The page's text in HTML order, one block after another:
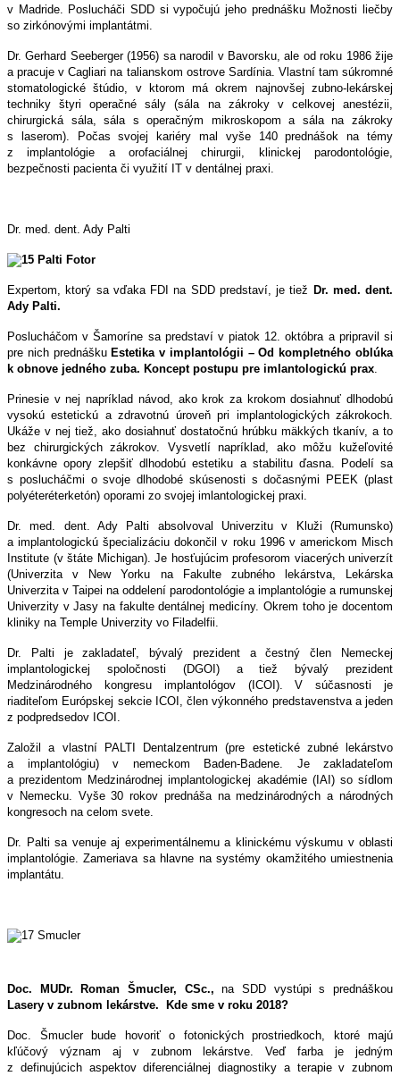
v Madride. Poslucháči SDD si vypočujú jeho prednášku Možnosti liečby
so zirkónovými implantátmi.
Dr. Gerhard Seeberger (1956) sa narodil v Bavorsku, ale od roku 1986 žije
a pracuje v Cagliari na talianskom ostrove Sardínia. Vlastní tam súkromné
stomatologické štúdio, v ktorom má okrem najnovšej zubno-lekárskej
techniky štyri operačné sály (sála na zákroky v celkovej anestézii,
chirurgická sála, sála s operačným mikroskopom a sála na zákroky
s laserom). Počas svojej kariéry mal vyše 140 prednášok na témy
z implantológie a orofaciálnej chirurgii, klinickej parodontológie,
bezpečnosti pacienta či využití IT v dentálnej praxi.
Dr. med. dent. Ady Palti
Expertom, ktorý sa vďaka FDI na SDD predstaví, je tiež Dr. med. dent.
Ady Palti.
Poslucháčom v Šamoríne sa predstaví v piatok 12. októbra a pripravil si
pre nich prednášku Estetika v implantológii – Od kompletného oblúka
k obnove jedného zuba. Koncept postupu pre imlantologickú prax.
Prinesie v nej napríklad návod, ako krok za krokom dosiahnuť dlhodobú
vysokú estetickú a zdravotnú úroveň pri implantologických zákrokoch.
Ukáže v nej tiež, ako dosiahnuť dostatočnú hrúbku mäkkých tkanív, a to
bez chirurgických zákrokov. Vysvetlí napríklad, ako môžu kužeľovité
konkávne opory zlepšiť dlhodobú estetiku a stabilitu ďasna. Podelí sa
s poslucháčmi o svoje dlhodobé skúsenosti s dočasnými PEEK (plast
polyéteréterketón) oporami zo svojej imlantologickej praxi.
Dr. med. dent. Ady Palti absolvoval Univerzitu v Kluži (Rumunsko)
a implantologickú špecializáciu dokončil v roku 1996 v americkom Misch
Institute (v štáte Michigan). Je hosťujúcim profesorom viacerých univerzít
(Univerzita v New Yorku na Fakulte zubného lekárstva, Lekárska
Univerzita v Taipei na oddelení parodontológie a implantológie a rumunskej
Univerzity v Jasy na fakulte dentálnej medicíny. Okrem toho je docentom
kliniky na Temple Univerzity vo Filadelfii.
Dr. Palti je zakladateľ, bývalý prezident a čestný člen Nemeckej
implantologickej spoločnosti (DGOI) a tiež bývalý prezident
Medzinárodného kongresu implantológov (ICOI). V súčasnosti je
riaditeľom Európskej sekcie ICOI, člen výkonného predstavenstva a jeden
z podpredsedov ICOI.
Založil a vlastní PALTI Dentalzentrum (pre estetické zubné lekárstvo
a implantológiu) v nemeckom Baden-Badene. Je zakladateľom
a prezidentom Medzinárodnej implantologickej akadémie (IAI) so sídlom
v Nemecku. Vyše 30 rokov prednáša na medzinárodných a národných
kongresoch na celom svete.
Dr. Palti sa venuje aj experimentálnemu a klinickému výskumu v oblasti
implantológie. Zameriava sa hlavne na systémy okamžitého umiestnenia
implantátu.
Doc. MUDr. Roman Šmucler, CSc.,na SDD vystúpi s prednáškou
Lasery v zubnom lekárstve. Kde sme v roku 2018?
Doc. Šmucler bude hovoriť o fotonických prostriedkoch, ktoré majú
kľúčový význam aj v zubnom lekárstve. Veď farba je jedným
z definujúcich aspektov diferenciálnej diagnostiky a terapie v zubnom